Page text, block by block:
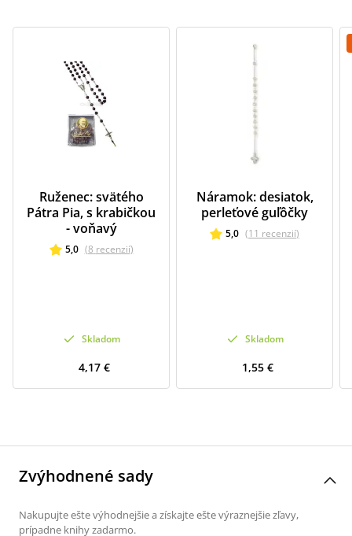
Ruženec: svätého
Pátra Pia, s krabičkou
- voňavý
5,0 (8 recenzií)
Skladom
4,17 €
Náramok: desiatok,
perleťové guľôčky
5,0 (11 recenzií)
Skladom
1,55 €
Zvýhodnené sady
Nakupujte ešte výhodnejšie a získajte ešte výraznejšie zľavy,
prípadne knihy zadarmo.